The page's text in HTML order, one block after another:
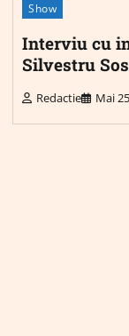
Show
Interviu cu
Silvestru
Redactie Mai